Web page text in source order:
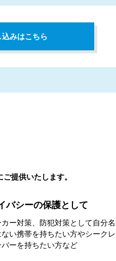
込みはこちら
提供いたします。
バシーの保護として
カー対策、防犯対策として自分
い携帯を持ちたい方やシークレ
バーを持ちたい方など